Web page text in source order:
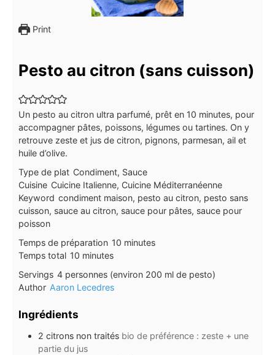
Print
Pesto au citron (sans cuisson)
Un pesto au citron ultra parfumé, prêt en 10 minutes, pour
accompagner pâtes, poissons, légumes ou tartines. On y
retrouve zeste et jus de citron, pignons, parmesan, ail et
huile d’olive.
Type de plat Condiment, Sauce
Cuisine Cuicine Italienne, Cuicine Méditerranéenne
Keyword condiment maison, pesto au citron, pesto sans
cuisson, sauce au citron, sauce pour pâtes, sauce pour
poisson
Temps de préparation 10minutes
minutes
Temps total 10minutes
minutes
Servings 4 personnes (environ 200 ml de pesto)
Author Aaron Lecedres
Ingrédients
2 citrons non traités bio de préférence : zeste + une
partie du jus